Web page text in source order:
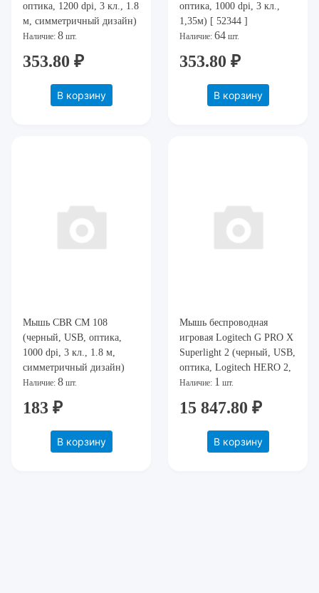
оптика, 1200 dpi, 3 кл., 1.8
м, симметричный дизайн)
[ M218 BLACK ]
Наличие: 8 шт.
353.80 ₽
В корзину
оптика, 1000 dpi, 3 кл.,
1,35м) [ 52344 ]
Наличие: 64 шт.
353.80 ₽
В корзину
Мышь CBR CM 108
(черный, USB, оптика,
1000 dpi, 3 кл., 1.8 м,
симметричный дизайн)
Наличие: 8 шт.
183 ₽
В корзину
Мышь беспроводная
игровая Logitech G PRO X
Superlight 2 (черный, USB,
оптика, Logitech HERO 2,
32000 dpi, 4 кл) 910-
Наличие: 1 шт.
15 847.80 ₽
В корзину